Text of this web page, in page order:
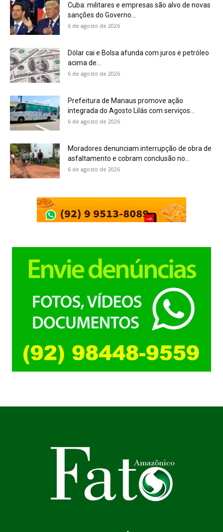
Cuba: militares e empresas são alvo de novas
sanções do Governo...
6 de agosto de 2026
Dólar cai e Bolsa afunda com juros e petróleo
acima de...
6 de agosto de 2026
Prefeitura de Manaus promove ação
integrada do Agosto Lilás com serviços...
6 de agosto de 2026
Moradores denunciam interrupção de obra de
asfaltamento e cobram conclusão no...
6 de agosto de 2026